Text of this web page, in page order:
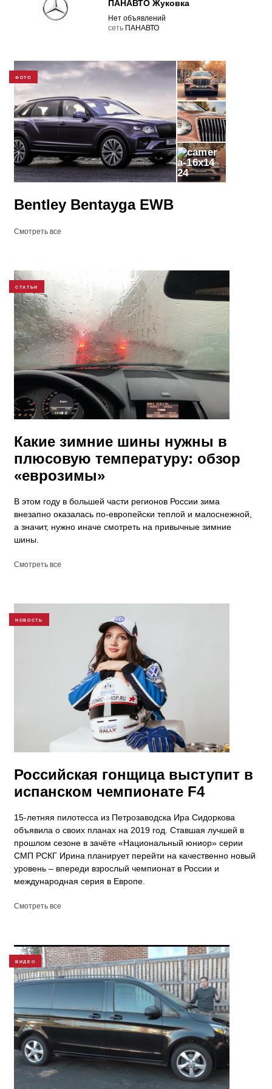
ПАНАВТО Жуковка
Нет объявлений
cеть ПАНАВТО
ФОТО
24
Bentley Bentayga EWB
Смотреть все
СТАТЬИ
Какие зимние шины нужны в
плюсовую температуру: обзор
«еврозимы»
В этом году в большей части регионов России зима
внезапно оказалась по-европейски теплой и малоснежной,
а значит, нужно иначе смотреть на привычные зимние
шины.
Смотреть все
НОВОСТЬ
Российская гонщица выступит в
испанском чемпионате F4
15-летняя пилотесса из Петрозаводска Ира Сидоркова
объявила о своих планах на 2019 год. Ставшая лучшей в
прошлом сезоне в зачёте «Национальный юниор» серии
СМП РСКГ Ирина планирует перейти на качественно новый
уровень – впереди взрослый чемпионат в России и
международная серия в Европе.
Смотреть все
ВИДЕО